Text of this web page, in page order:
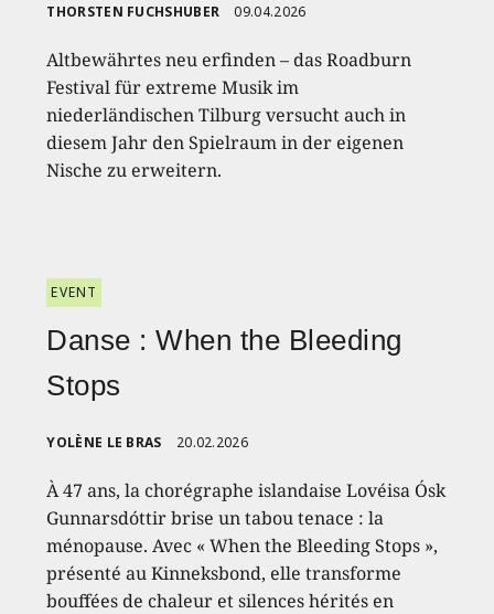
THORSTEN FUCHSHUBER 09.04.2026
Altbewährtes neu erfinden – das Roadburn
Festival für extreme Musik im
niederländischen Tilburg versucht auch in
diesem Jahr den Spielraum in der eigenen
Nische zu erweitern.
EVENT
Danse : When the Bleeding
Stops
YOLÈNE LE BRAS 20.02.2026
À 47 ans, la chorégraphe islandaise Lovéisa Ósk
Gunnarsdóttir brise un tabou tenace : la
ménopause. Avec « When the Bleeding Stops »,
présenté au Kinneksbond, elle transforme
bouffées de chaleur et silences hérités en